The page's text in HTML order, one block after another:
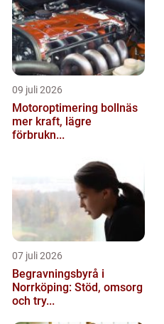
09 juli 2026
Motoroptimering bollnäs
mer kraft, lägre
förbrukn...
07 juli 2026
Begravningsbyrå i
Norrköping: Stöd, omsorg
och try...